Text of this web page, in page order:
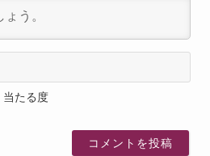
当たる度